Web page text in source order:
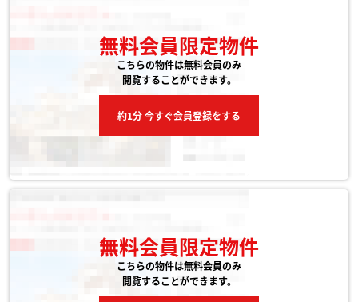
無料会員限定物件
こちらの物件は無料会員のみ
閲覧することができます。
約1分 今すぐ会員登録をする
無料会員限定物件
こちらの物件は無料会員のみ
閲覧することができます。